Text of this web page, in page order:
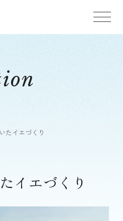
たイエづくり
イエづくり